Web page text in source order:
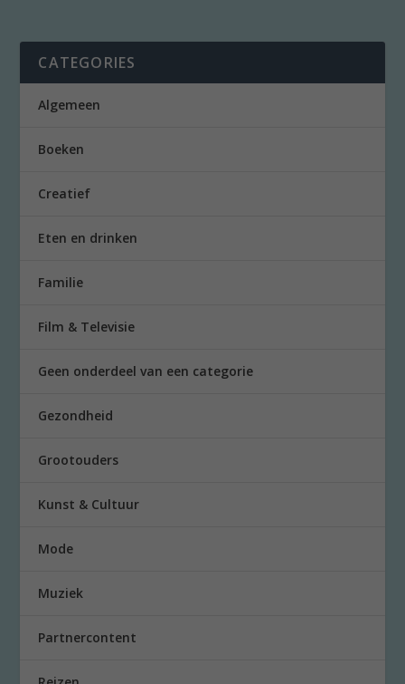
CATEGORIES
Algemeen
Boeken
Creatief
Eten en drinken
Familie
Film & Televisie
Geen onderdeel van een categorie
Gezondheid
Grootouders
Kunst & Cultuur
Mode
Muziek
Partnercontent